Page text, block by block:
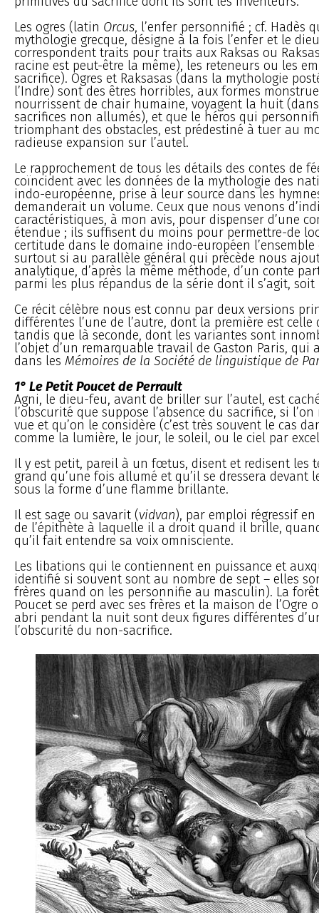
Les ogres (latin Orcus, l’enfer personnifié ; cf. Hadès
mythologie grecque, désigne à la fois l’enfer et le
correspondent traits pour traits aux Raksas ou
racine est peut-être la même), les reteneurs ou les
sacrifice). Ogres et Raksasas (dans la mythologie
l’Indre) sont des êtres horribles, aux formes
nourrissent de chair humaine, voyagent la huit (dans
sacrifices non allumés), et que le héros qui
triomphant des obstacles, est prédestiné à tuer au
radieuse expansion sur l’autel.
Le rapprochement de tous les détails des contes de
coïncident avec les données de la mythologie des
indo-européenne, prise à leur source dans les
demanderait un volume. Ceux que nous venons
caractéristiques, à mon avis, pour dispenser d’une
étendue ; ils suffisent du moins pour permettre-de
certitude dans le domaine indo-européen l’ensemble
surtout si au parallèle général qui précède nous
analytique, d’après la même méthode, d’un conte
parmi les plus répandus de la série dont il s’agit,
Ce récit célèbre nous est connu par deux versions
différentes l’une de l’autre, dont la première est celle
tandis que là seconde, dont les variantes sont
l’objet d’un remarquable travail de Gaston Paris, qui
dans les Mémoires de la Société de linguistique de
1° Le Petit Poucet de Perrault
Agni, le dieu-feu, avant de briller sur l’autel, est
l’obscurité que suppose l’absence du sacrifice, si
vue et qu’on le considère (c’est très souvent le cas
comme la lumière, le jour, le soleil, ou le ciel par
Il y est petit, pareil à un fœtus, disent et redisent les
grand qu’une fois allumé et qu’il se dressera devant
sous la forme d’une flamme brillante.
Il est sage ou savarit (vidvan), par emploi régressif
de l’épithète à laquelle il a droit quand il brille,
qu’il fait entendre sa voix omnisciente.
Les libations qui le contiennent en puissance et
identifié si souvent sont au nombre de sept – elles
frères quand on les personnifie au masculin). La
Poucet se perd avec ses frères et la maison de l’Ogre
abri pendant la nuit sont deux figures différentes
l’obscurité du non-sacrifice.